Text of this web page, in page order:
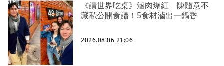
《請世界吃桌》滷肉爆紅 陳隨意不
藏私公開食譜！5食材滷出一鍋香
2026.08.06 21:06